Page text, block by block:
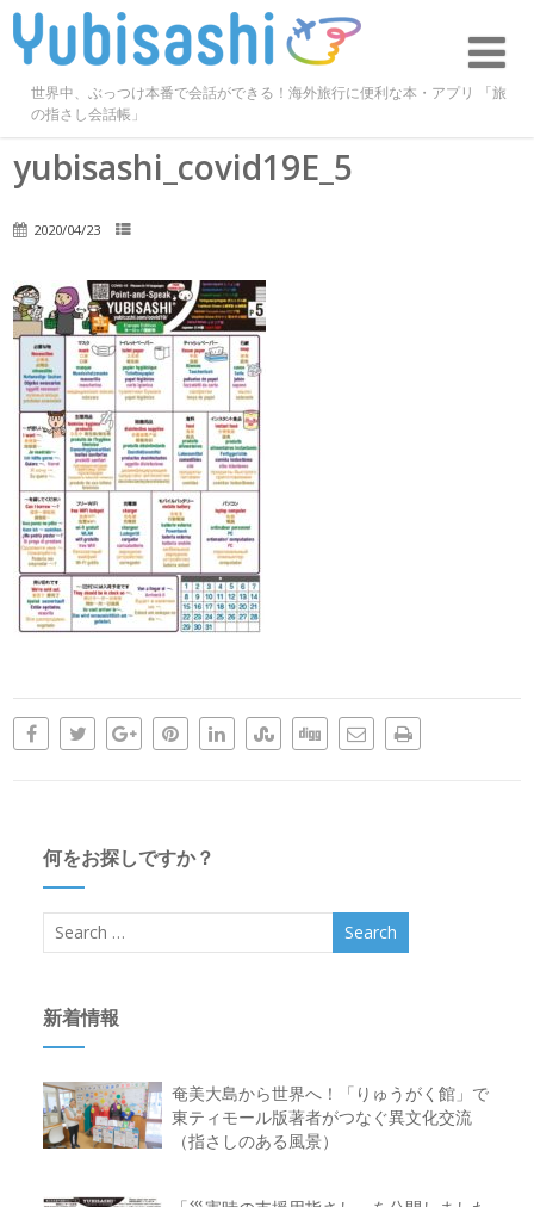
世界中、ぶっつけ本番で会話ができる！海外旅行に便利な本・アプリ 「旅
の指さし会話帳」
yubisashi_covid19E_5
2020/04/23
何をお探しですか？
新着情報
奄美大島から世界へ！「りゅうがく館」で
東ティモール版著者がつなぐ異文化交流
（指さしのある風景）